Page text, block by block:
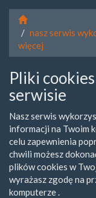
nasz serwis
więcej
Pliki
serwisie
Nasz serwis
informacji na Twoim
celu zapewnienia
chwili możesz
plików cookies w
wyrażasz zgodę na
komputerze .